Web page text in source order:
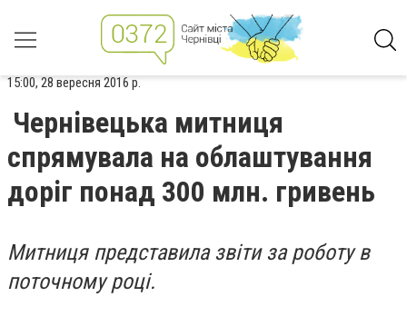
15:00, 28 вересня 2016 р.
Чернівецька митниця
спрямувала на облаштування
доріг понад 300 млн. гривень
Митниця представила звіти за роботу в
поточному році.